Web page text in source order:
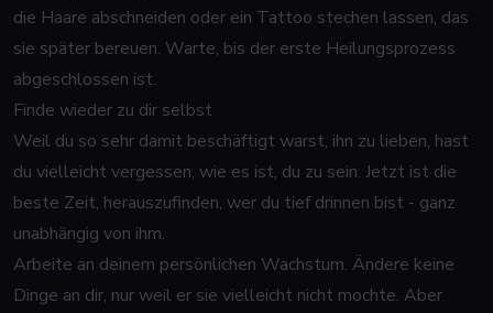
die Haare abschneiden oder ein Tattoo stechen lassen, das
sie später bereuen. Warte, bis der erste Heilungsprozess
abgeschlossen ist.
Finde wieder zu dir selbst
Weil du so sehr damit beschäftigt warst, ihn zu lieben, hast
du vielleicht vergessen, wie es ist, du zu sein. Jetzt ist die
beste Zeit, herauszufinden, wer du tief drinnen bist - ganz
unabhängig von ihm.
Arbeite an deinem persönlichen Wachstum. Ändere keine
Dinge an dir, nur weil er sie vielleicht nicht mochte. Aber